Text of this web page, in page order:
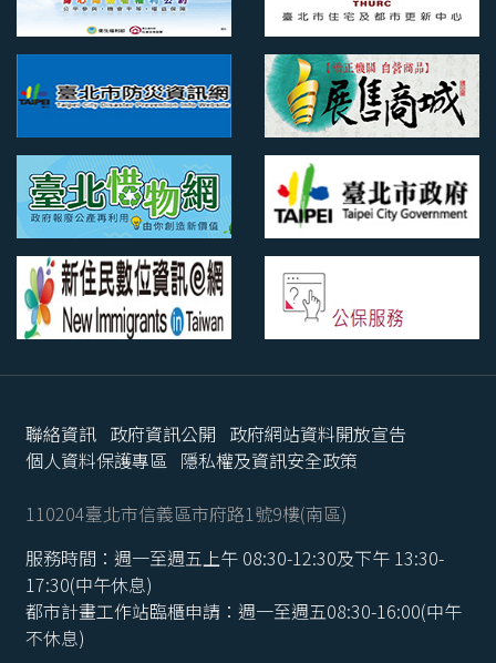
聯絡資訊 政府資訊公開 政府網站資料開放宣告
個人資料保護專區 隱私權及資訊安全政策
110204臺北市信義區市府路1號9樓(南區)
服務時間：週一至週五上午 08:30-12:30及下午 13:30-
17:30(中午休息)
都市計畫工作站臨櫃申請：週一至週五08:30-16:00(中午
不休息)